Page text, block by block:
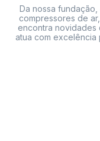
Da nossa
compressores de
encontra novidades
atua com excelência